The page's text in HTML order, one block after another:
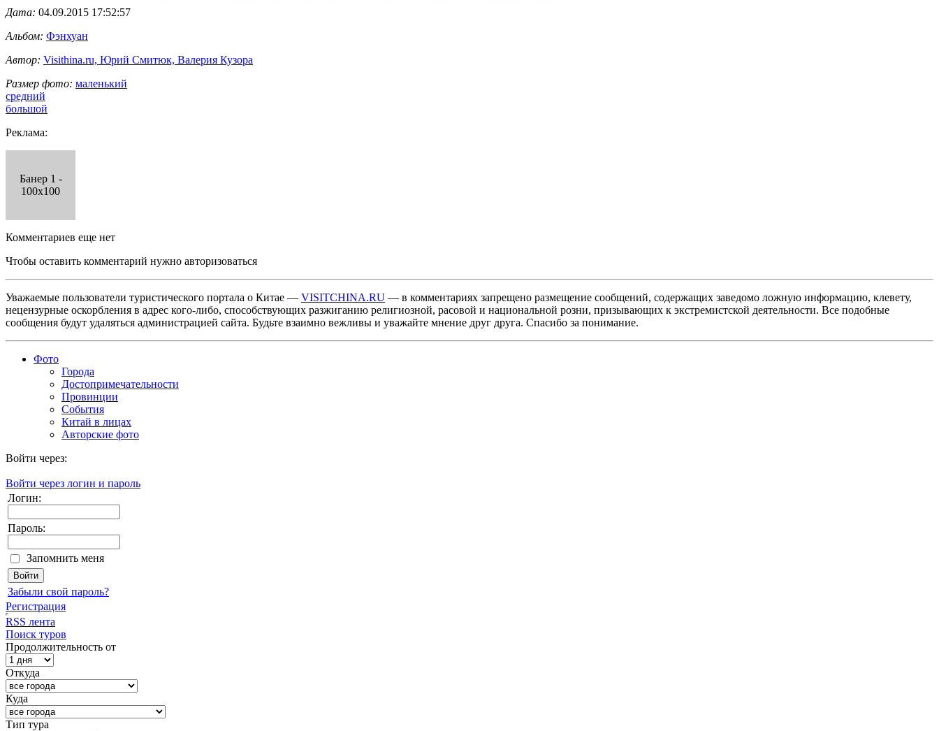
Дата: 04.09.2015 17:52:57
Альбом: Фэнхуан
Автор: Visithina.ru, Юрий Смитюк, Валерия Кузора
Размер фото: маленький
средний
большой
Реклама:
Банер 1 -
100x100
Комментариев еще нет
Чтобы оставить комментарий нужно авторизоваться
Уважаемые пользователи туристического портала о Китае — VISITCHINA.RU — в комментариях запрещено размещение сообщений, содержащих заведомо ложную информацию, клевету,
нецензурные оскорбления в адрес кого-либо, способствующих разжиганию религиозной, расовой и национальной розни, призывающих к экстремистской деятельности. Все подобные
сообщения будут удаляться администрацией сайта. Будьте взаимно вежливы и уважайте мнение друг друга. Спасибо за понимание.
Фото
Города
Достопримечательности
Провинции
События
Китай в лицах
Авторские фото
Войти через:
Войти через логин и пароль
Логин:
Пароль:
Запомнить меня
Забыли свой пароль?
Регистрация
RSS лента
Поиск туров
Продолжительность от
Откуда
Куда
Тип тура